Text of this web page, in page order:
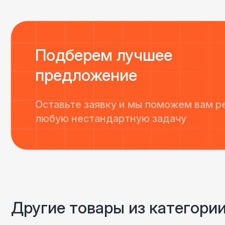
Подберем лучшее
предложение
Оставьте заявку и мы поможем вам
любую нестандартную задачу
Другие товары из